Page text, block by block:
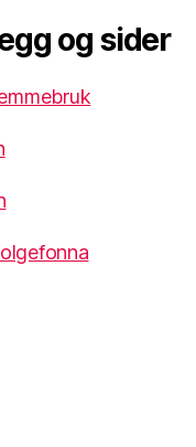
og sider